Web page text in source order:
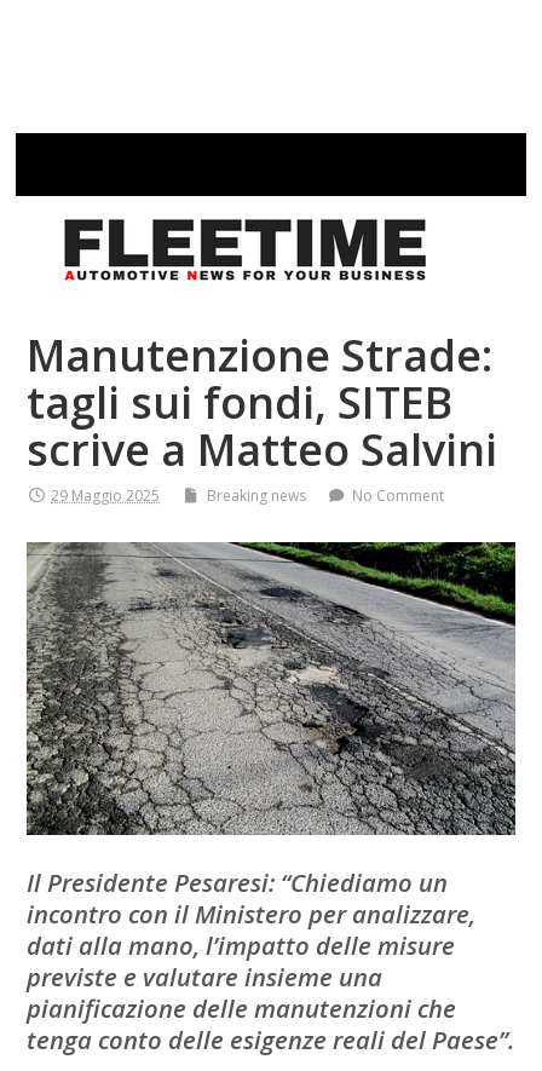
Manutenzione Strade:
tagli sui fondi, SITEB
scrive a Matteo Salvini
29 Maggio 2025 Breaking news No Comment
Il Presidente Pesaresi: “Chiediamo un
incontro con il Ministero per analizzare,
dati alla mano, l’impatto delle misure
previste e valutare insieme una
pianificazione delle manutenzioni che
tenga conto delle esigenze reali del Paese”.